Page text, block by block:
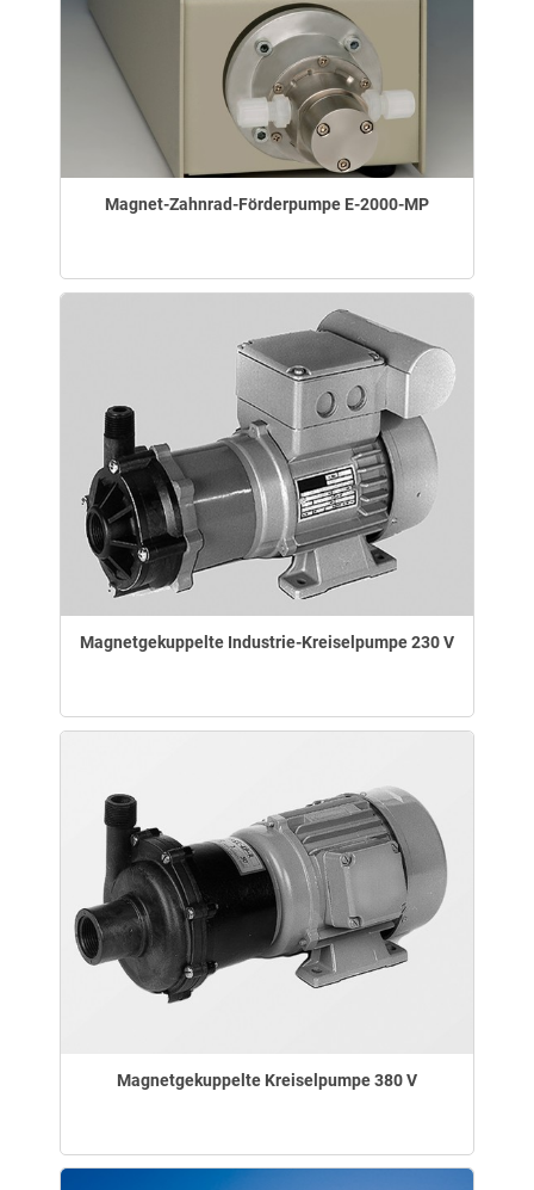
Magnet-Zahnrad-Förderpumpe E-2000-MP
Magnetgekuppelte Industrie-Kreiselpumpe 230 V
Magnetgekuppelte Kreiselpumpe 380 V